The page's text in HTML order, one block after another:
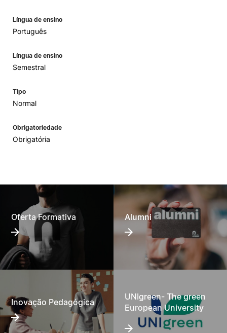
Língua de ensino
Português
Língua de ensino
Semestral
Tipo
Normal
Obrigatoriedade
Obrigatória
Oferta Formativa Alumni
Inovação Pedagógica
UNIgreen- The green
European University